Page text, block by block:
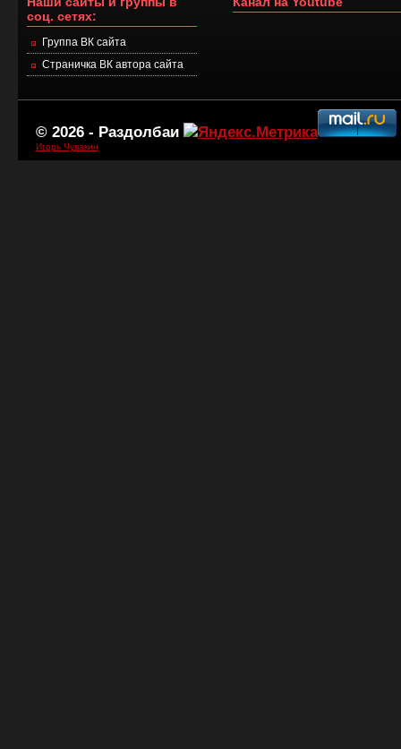
соц. сетях:
Группа ВК сайта
Страничка ВК автора сайта
© 2026 - Раздолбаи
Игорь Чувакин